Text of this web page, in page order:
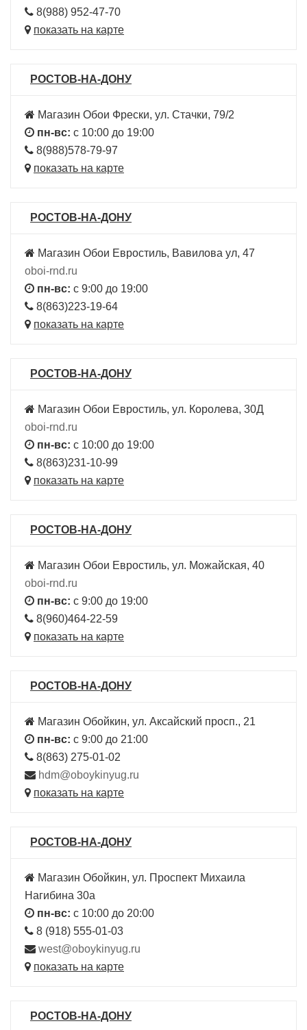
8(988) 952-47-70
показать на карте
РОСТОВ-НА-ДОНУ
Магазин Обои Фрески, ул. Стачки, 79/2
пн-вс: с 10:00 до 19:00
8(988)578-79-97
показать на карте
РОСТОВ-НА-ДОНУ
Магазин Обои Евростиль, Вавилова ул, 47
oboi-rnd.ru
пн-вс: с 9:00 до 19:00
8(863)223-19-64
показать на карте
РОСТОВ-НА-ДОНУ
Магазин Обои Евростиль, ул. Королева, 30Д
oboi-rnd.ru
пн-вс: с 10:00 до 19:00
8(863)231-10-99
показать на карте
РОСТОВ-НА-ДОНУ
Магазин Обои Евростиль, ул. Можайская, 40
oboi-rnd.ru
пн-вс: с 9:00 до 19:00
8(960)464-22-59
показать на карте
РОСТОВ-НА-ДОНУ
Магазин Обойкин, ул. Аксайский просп., 21
пн-вс: с 9:00 до 21:00
8(863) 275-01-02
hdm@oboykinyug.ru
показать на карте
РОСТОВ-НА-ДОНУ
Магазин Обойкин, ул. Проспект Михаила
Нагибина 30а
пн-вс: с 10:00 до 20:00
8 (918) 555-01-03
west@oboykinyug.ru
показать на карте
РОСТОВ-НА-ДОНУ